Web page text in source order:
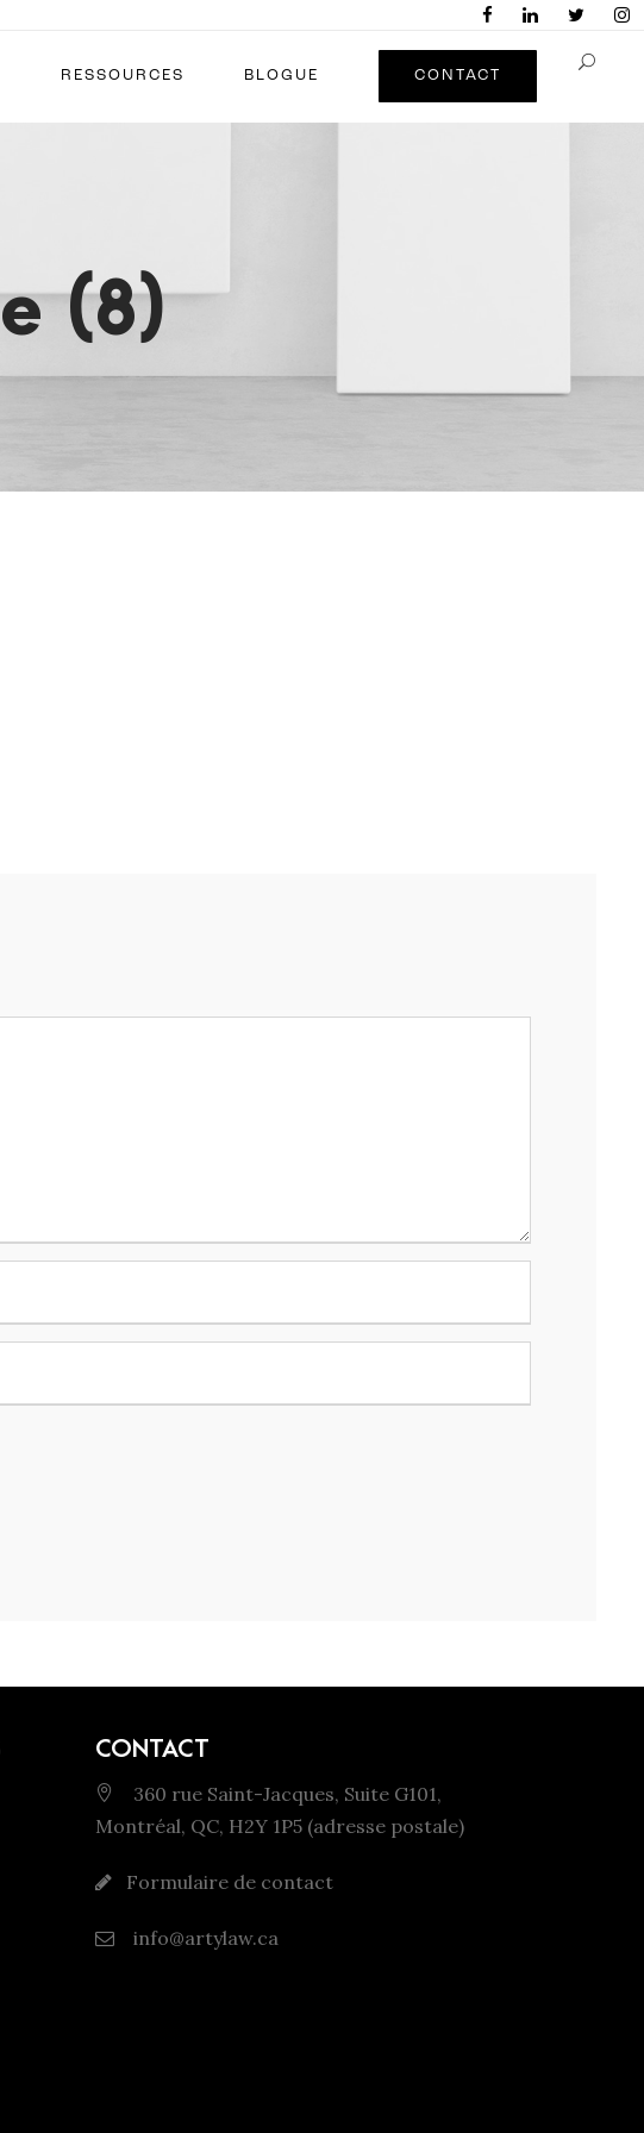
RESSOURCES BLOGUE CONTACT
(8)
CONTACT
360 rue Saint-Jacques, Suite G101,
Montréal, QC, H2Y 1P5 (adresse postale)
Formulaire de contact
info@artylaw.ca